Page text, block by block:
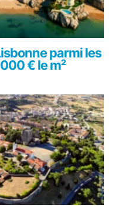
parmi les
€ le m²